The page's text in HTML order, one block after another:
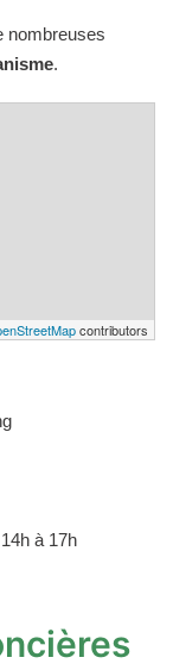
nombreuses
.
contributors
à 17h